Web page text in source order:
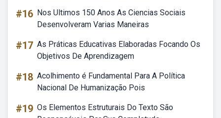
#16 Nos Ultimos 150 Anos As Ciencias Sociais
Desenvolveram Varias Maneiras
#17 As Práticas Educativas Elaboradas Focando Os
Objetivos De Aprendizagem
#18 Acolhimento é Fundamental Para A Política
Nacional De Humanização Pois
#19 Os Elementos Estruturais Do Texto São